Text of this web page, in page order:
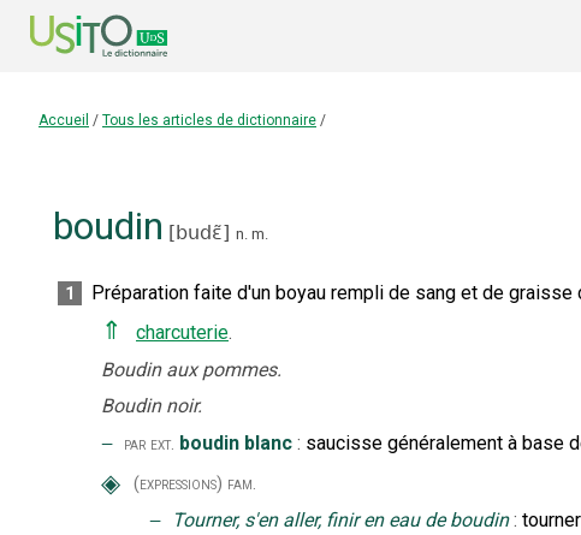
Accueil / Tous les articles de dictionnaire /
boudin [budɛ̃] n. m.
1 Préparation faite d'un boyau rempli de sang et de
⇑ charcuterie.
Boudin aux pommes.
Boudin noir.
‒ par ext. boudin blanc : saucisse généralement à base
◈ (expressions) fam.
‒ Tourner, s'en aller, finir en eau de boudin :